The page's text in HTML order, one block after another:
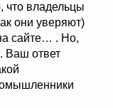
владельцы
они уверяют)
сайте… . Но,
Ваш ответ